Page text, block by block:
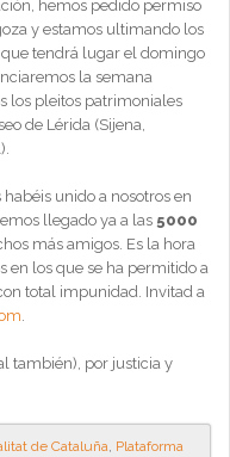
hemos pedido permiso
y estamos ultimando los
que tendrá lugar el domingo
la semana
los pleitos patrimoniales
de Lérida (Sijena,
unido a nosotros en
llegado ya a las 5000
más amigos. Es la hora
en los que se ha permitido a
total impunidad. Invitad a
.
también), por justicia y
de Cataluña, Plataforma